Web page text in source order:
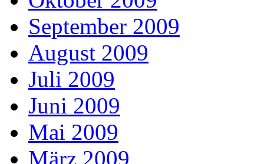
September 2009
August 2009
Juli 2009
Juni 2009
Mai 2009
März 2009